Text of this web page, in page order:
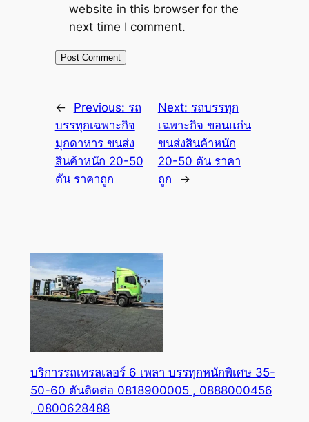
website in this browser for the
next time I comment.
← Previous: รถ
บรรทุกเฉพาะกิจ
มุกดาหาร ขนส่ง
สินค้าหนัก 20-50
ตัน ราคาถูก
Next: รถบรรทุก
เฉพาะกิจ ขอนแก่น
ขนส่งสินค้าหนัก
20-50 ตัน ราคา
ถูก
→
บริการรถเทรลเลอร์ 6 เพลา บรรทุกหนักพิเศษ 35-
50-60 ตันติดต่อ 0818900005 , 0888000456
, 0800628488